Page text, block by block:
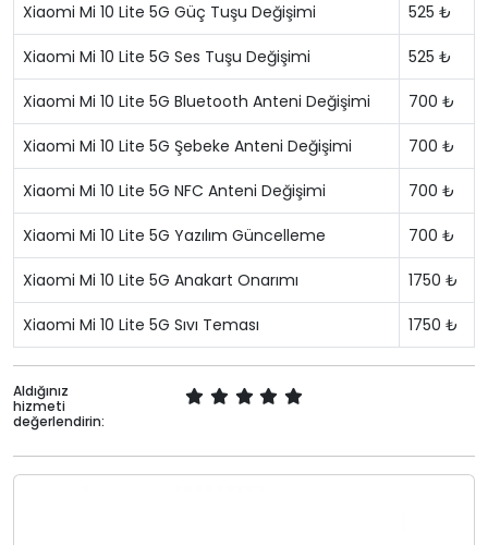
Xiaomi Mi 10 Lite 5G Güç Tuşu Değişimi 525 ₺
Xiaomi Mi 10 Lite 5G Ses Tuşu Değişimi 525 ₺
Xiaomi Mi 10 Lite 5G Bluetooth Anteni Değişimi 700 ₺
Xiaomi Mi 10 Lite 5G Şebeke Anteni Değişimi 700 ₺
Xiaomi Mi 10 Lite 5G NFC Anteni Değişimi 700 ₺
Xiaomi Mi 10 Lite 5G Yazılım Güncelleme 700 ₺
Xiaomi Mi 10 Lite 5G Anakart Onarımı 1750 ₺
Xiaomi Mi 10 Lite 5G Sıvı Teması 1750 ₺
Aldığınız
hizmeti
değerlendirin: